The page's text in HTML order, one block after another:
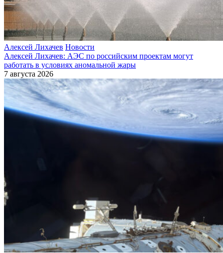
Алексей Лихачев Новости
Алексей Лихачев: АЭС по российским проектам могут
работать в условиях аномальной жары
7 августа 2026